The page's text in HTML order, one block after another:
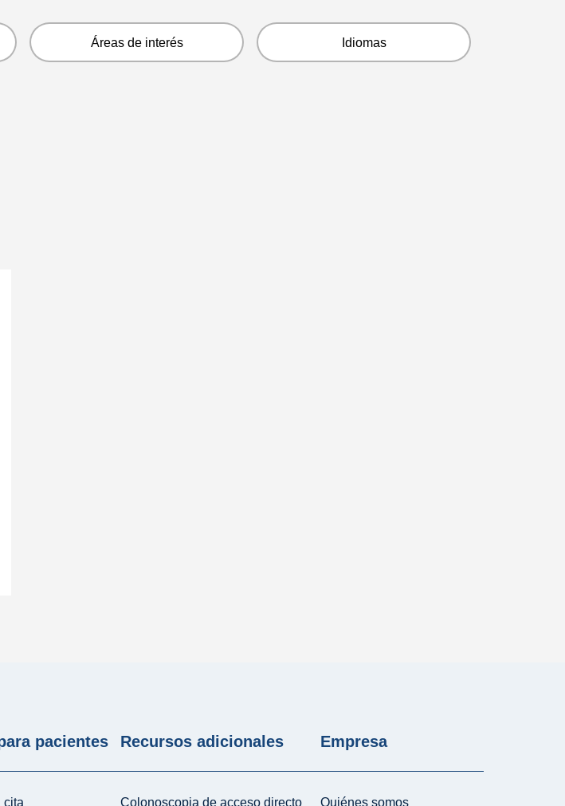
Áreas de interés Idiomas
pacientes
cita
Recursos adicionales
Colonoscopia de acceso directo
Empresa
Quiénes somos